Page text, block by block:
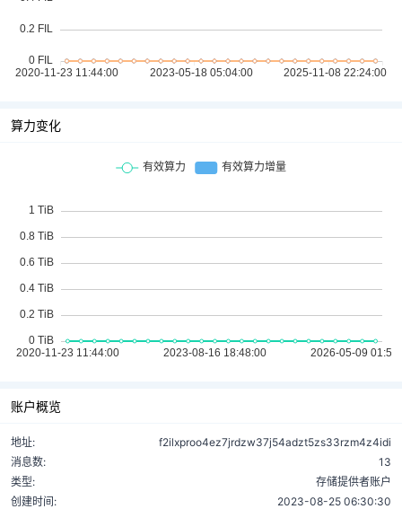
算力变化
账户概览
地址:
f2ilxproo4ez7jrdzw37j54adzt5zs33rzm4z4idi
消息数:
13
类型:
存储提供者账户
创建时间:
2023-08-25 06:30:30